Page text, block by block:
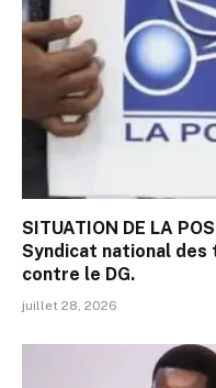
SITUATION DE LA
Syndicat national
contre le DG.
juillet 28, 2026